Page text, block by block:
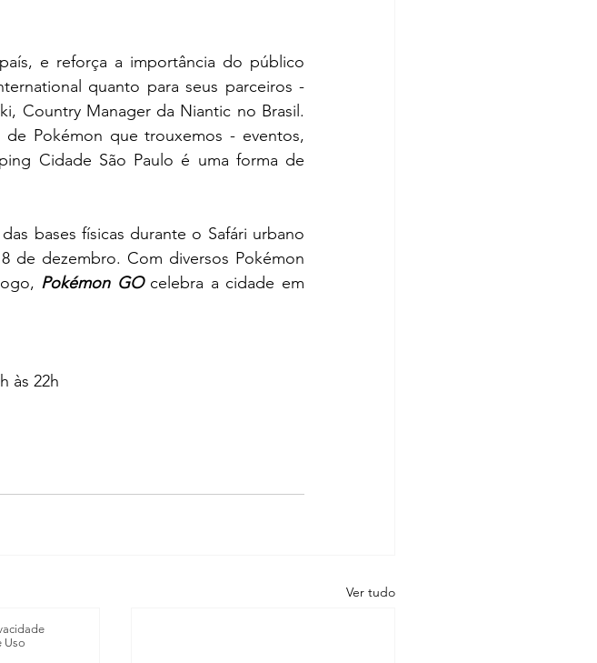
e reforça a importância do público
quanto para seus parceiros -
Country Manager da Niantic no Brasil.
Pokémon que trouxemos - eventos,
Cidade São Paulo é uma forma de
bases físicas durante o Safári urbano
de dezembro. Com diversos Pokémon
Pokémon GO celebra a cidade em
às 22h
Ver tudo
Uso